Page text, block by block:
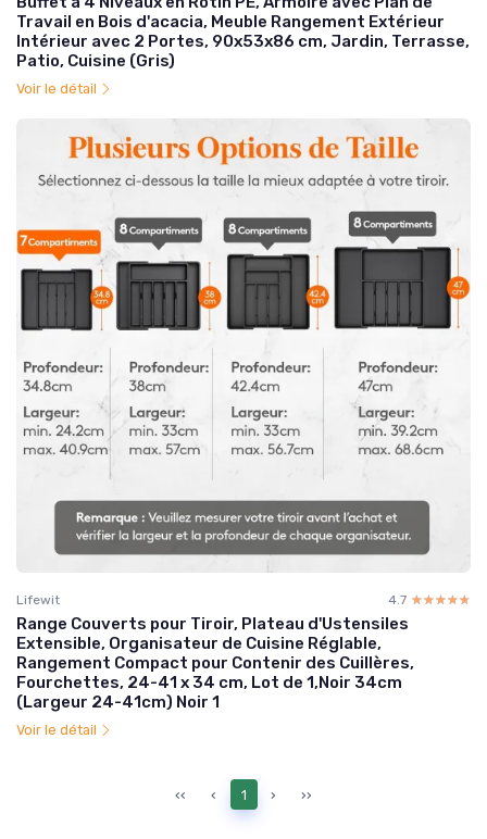
Travail en Bois d'acacia, Meuble Rangement Extérieur
Intérieur avec 2 Portes, 90x53x86 cm, Jardin, Terrasse,
Patio, Cuisine (Gris)
Voir le détail
Lifewit 4.7 ☆☆☆☆☆
★★★★★
Range Couverts pour Tiroir, Plateau d'Ustensiles
Extensible, Organisateur de Cuisine Réglable,
Rangement Compact pour Contenir des Cuillères,
Fourchettes, 24-41 x 34 cm, Lot de 1,Noir 34cm
(Largeur 24-41cm) Noir 1
Voir le détail
‹‹ ‹ 1 › ››